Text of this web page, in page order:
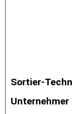
Sortier-